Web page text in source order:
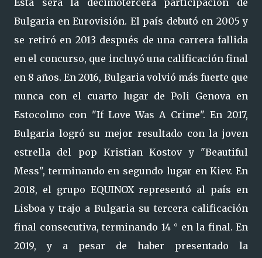
Esta será la decimotercera participación de
Bulgaria en Eurovisión. El país debutó en 2005 y
se retiró en 2013 después de una carrera fallida
en el concurso, que incluyó una calificación final
en 8 años. En 2016, Bulgaria volvió más fuerte que
nunca con el cuarto lugar de Poli Genova en
Estocolmo con "If Love Was A Crime". En 2017,
Bulgaria logró su mejor resultado con la joven
estrella del pop Kristian Kostov y "Beautiful
Mess", terminando en segundo lugar en Kiev. En
2018, el grupo EQUINOX representó al país en
Lisboa y trajo a Bulgaria su tercera calificación
final consecutiva, terminando 14 ° en la final. En
2019, y a pesar de haber presentado la